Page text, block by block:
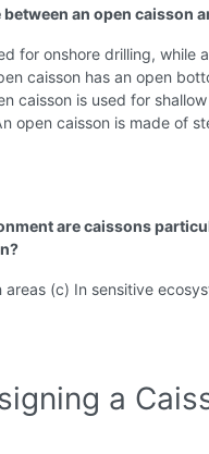
an open caisson
for onshore drilling, while
caisson has an open
caisson is used for
open caisson is made of
are caissons
(c) In sensitive
a